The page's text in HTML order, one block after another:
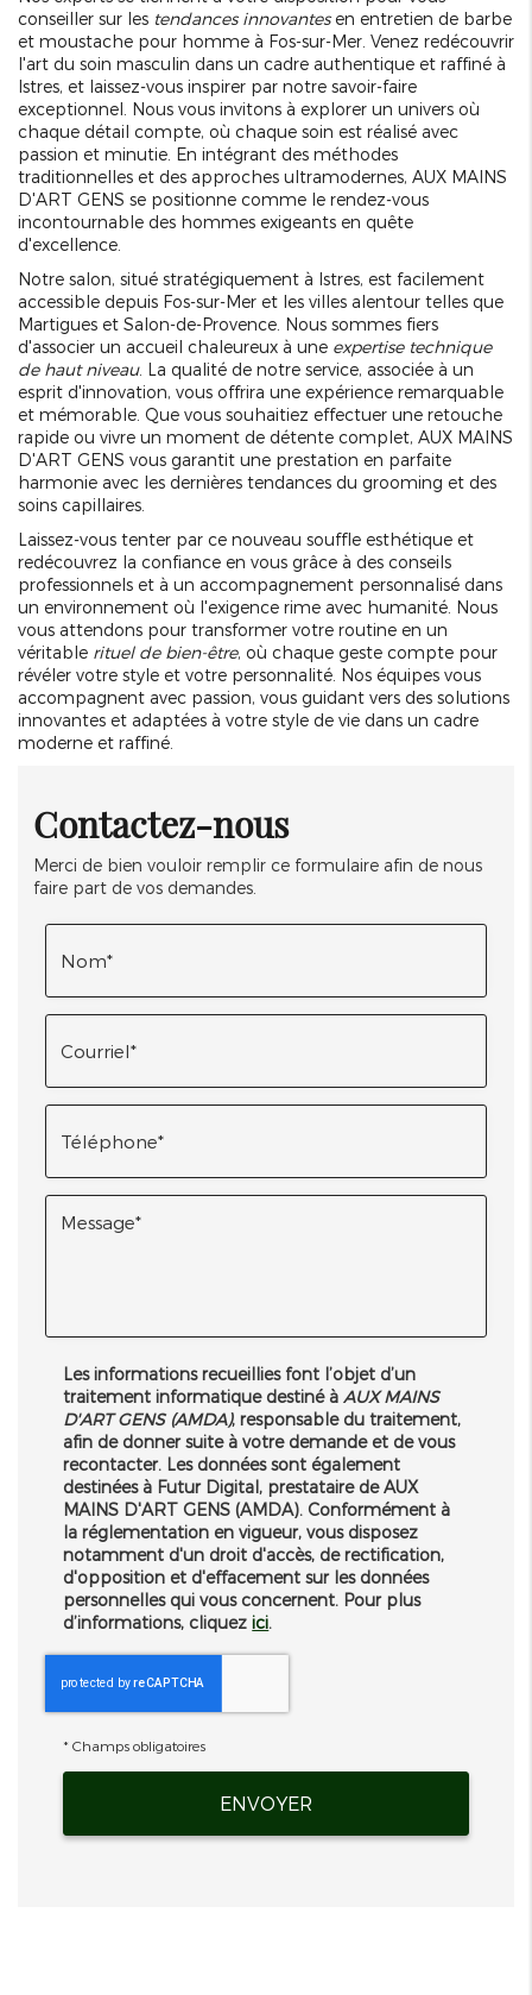
conseiller sur les tendances innovantesen entretien de barbe
et moustache pour homme à Fos-sur-Mer. Venez redécouvrir
l'art du soin masculin dans un cadre authentique et raffiné à
Istres, et laissez-vous inspirer par notre savoir-faire
exceptionnel. Nous vous invitons à explorer un univers où
chaque détail compte, où chaque soin est réalisé avec
passion et minutie. En intégrant des méthodes
traditionnelles et des approches ultramodernes, AUX MAINS
D'ART GENS se positionne comme le rendez-vous
incontournable des hommes exigeants en quête
d'excellence.
Notre salon, situé stratégiquement à Istres, est facilement
accessible depuis Fos-sur-Mer et les villes alentour telles que
Martigues et Salon-de-Provence. Nous sommes fiers
d'associer un accueil chaleureux à une expertise technique
de haut niveau. La qualité de notre service, associée à un
esprit d'innovation, vous offrira une expérience remarquable
et mémorable. Que vous souhaitiez effectuer une retouche
rapide ou vivre un moment de détente complet, AUX MAINS
D'ART GENS vous garantit une prestation en parfaite
harmonie avec les dernières tendances du grooming et des
soins capillaires.
Laissez-vous tenter par ce nouveau souffle esthétique et
redécouvrez la confiance en vous grâce à des conseils
professionnels et à un accompagnement personnalisé dans
un environnement où l'exigence rime avec humanité. Nous
vous attendons pour transformer votre routine en un
véritable rituel de bien-être, où chaque geste compte pour
révéler votre style et votre personnalité. Nos équipes vous
accompagnent avec passion, vous guidant vers des solutions
innovantes et adaptées à votre style de vie dans un cadre
moderne et raffiné.
Contactez-nous
Merci de bien vouloir remplir ce formulaire afin de nous
faire part de vos demandes.
Les informations recueillies font l’objet d’un
traitement informatique destiné à AUX MAINS
D'ART GENS (AMDA), responsable du traitement,
afin de donner suite à votre demande et de vous
recontacter. Les données sont également
destinées à Futur Digital, prestataire de AUX
MAINS D'ART GENS (AMDA). Conformément à
la réglementation en vigueur, vous disposez
notamment d'un droit d'accès, de rectification,
d'opposition et d'effacement sur les données
personnelles qui vous concernent. Pour plus
d’informations, cliquezici.
*Champs obligatoires